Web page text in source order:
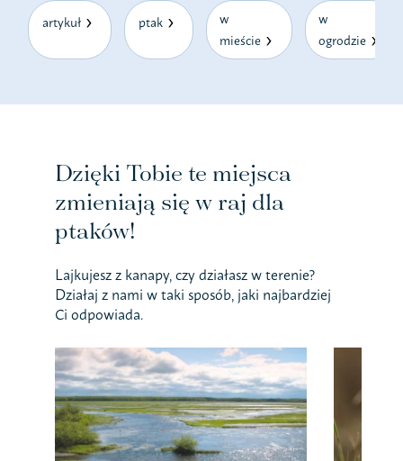
artykuł ptak
w
mieście
w
ogrodzie
Dzięki Tobie te miejsca
zmieniają się w raj dla
ptaków!
Lajkujesz z kanapy, czy działasz w terenie?
Działaj z nami w taki sposób, jaki najbardziej
Ci odpowiada.